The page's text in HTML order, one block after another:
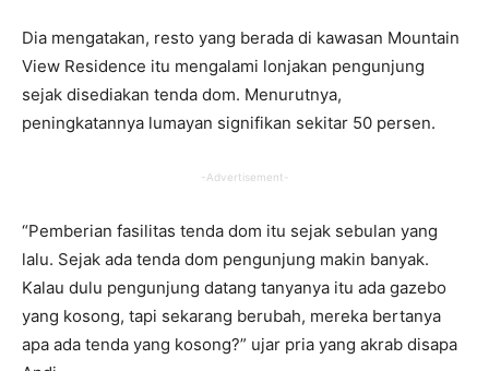
Dia mengatakan, resto yang berada di kawasan Mountain
View Residence itu mengalami lonjakan pengunjung
sejak disediakan tenda dom. Menurutnya,
peningkatannya lumayan signifikan sekitar 50 persen.
-Advertisement-
“Pemberian fasilitas tenda dom itu sejak sebulan yang
lalu. Sejak ada tenda dom pengunjung makin banyak.
Kalau dulu pengunjung datang tanyanya itu ada gazebo
yang kosong, tapi sekarang berubah, mereka bertanya
apa ada tenda yang kosong?” ujar pria yang akrab disapa